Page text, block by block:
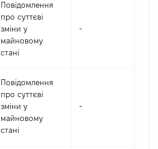
Повідомлення
про суттєві
зміни y
майновому
стані
-
Повідомлення
про суттєві
зміни y
майновому
стані
-